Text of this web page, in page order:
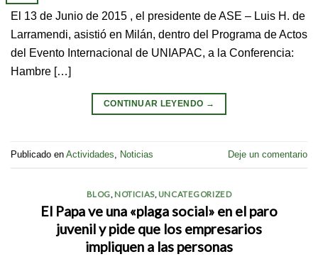
El 13 de Junio de 2015 , el presidente de ASE – Luis H. de
Larramendi, asistió en Milán, dentro del Programa de Actos
del Evento Internacional de UNIAPAC, a la Conferencia:
Hambre […]
CONTINUAR LEYENDO →
Publicado en Actividades Noticias Deje un comentario
BLOG, NOTICIAS, UNCATEGORIZED
El Papa ve una «plaga social» en el paro
juvenil y pide que los empresarios
impliquen a las personas